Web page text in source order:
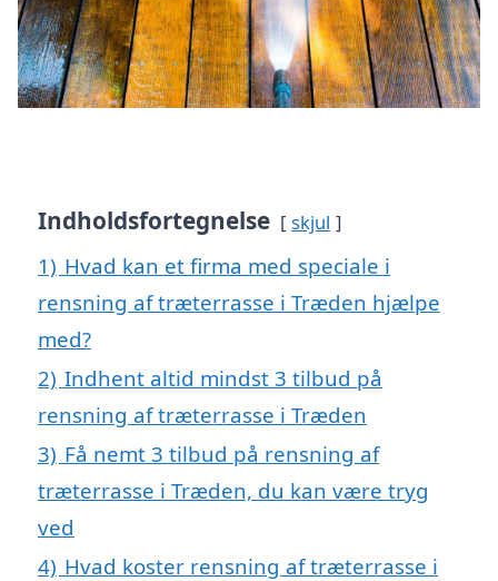
Indholdsfortegnelse skjul
1) Hvad kan et firma med speciale i
rensning af træterrasse i Træden hjælpe
med?
2) Indhent altid mindst 3 tilbud på
rensning af træterrasse i Træden
3) Få nemt 3 tilbud på rensning af
træterrasse i Træden, du kan være tryg
ved
4) Hvad koster rensning af træterrasse i